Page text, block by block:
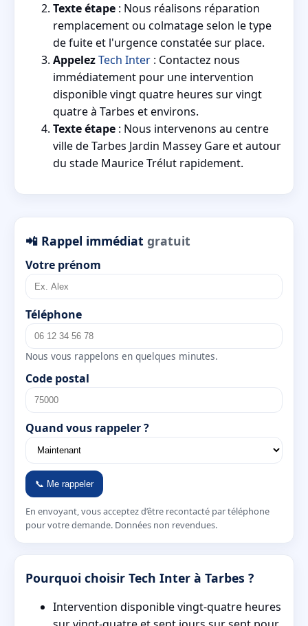
Texte étape : Nous réalisons réparation
remplacement ou colmatage selon le type
de fuite et l'urgence constatée sur place.
AppelezTech Inter : Contactez nous
immédiatement pour une intervention
disponible vingt quatre heures sur vingt
quatre à Tarbes et environs.
Texte étape : Nous intervenons au centre
ville de Tarbes Jardin Massey Gare et autour
du stade Maurice Trélut rapidement.
📲 Rappel immédiat gratuit
Votre prénom
Téléphone
Nous vous rappelons en quelques minutes.
Code postal
Quand vous rappeler ?
📞 Me rappeler
En envoyant, vous acceptez d’être recontacté par téléphone
pour votre demande. Données non revendues.
Pourquoi choisir Tech Inter à Tarbes ?
Intervention disponible vingt‑quatre heures